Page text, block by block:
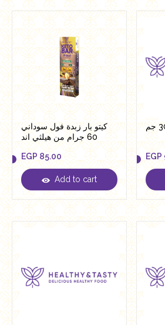
كيتو بار زبدة فول سوداني
60 جرام من هيلثي اند
تيستي
EGP 85.00
EGP 85.00
Add to cart EGP
EGP